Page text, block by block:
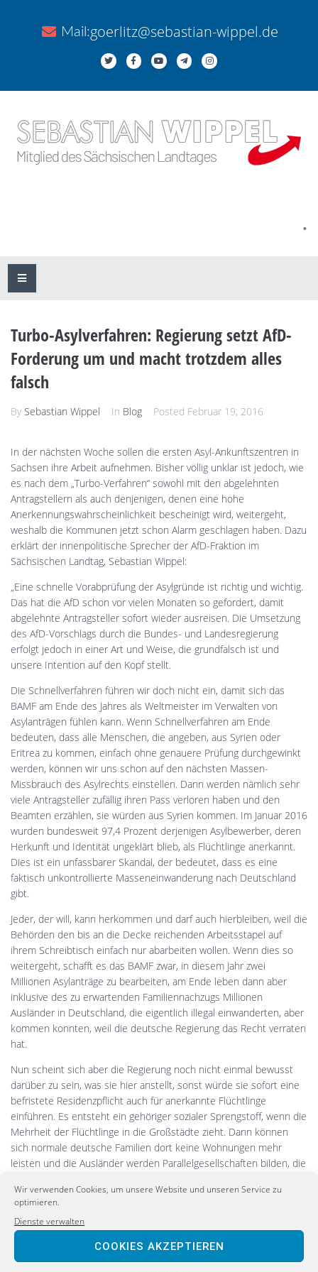
Wir verwenden Cookies, um unsere Website und unseren Service zu
optimieren.
Dienste verwalten
COOKIES AKZEPTIEREN
Mail:goerlitz@sebastian-wippel.de
.
Turbo-Asylverfahren: Regierung setzt AfD-
Forderung um und macht trotzdem alles
falsch
By Sebastian Wippel In Blog Posted Februar 19, 2016
In der nächsten Woche sollen die ersten Asyl-Ankunftszentren in
Sachsen ihre Arbeit aufnehmen. Bisher völlig unklar ist jedoch, wie
es nach dem „Turbo-Verfahren“ sowohl mit den abgelehnten
Antragstellern als auch denjenigen, denen eine hohe
Anerkennungswahrscheinlichkeit bescheinigt wird, weitergeht,
weshalb die Kommunen jetzt schon Alarm geschlagen haben. Dazu
erklärt der innenpolitische Sprecher der AfD-Fraktion im
Sächsischen Landtag, Sebastian Wippel:
„Eine schnelle Vorabprüfung der Asylgründe ist richtig und wichtig.
Das hat die AfD schon vor vielen Monaten so gefordert, damit
abgelehnte Antragsteller sofort wieder ausreisen. Die Umsetzung
des AfD-Vorschlags durch die Bundes- und Landesregierung
erfolgt jedoch in einer Art und Weise, die grundfalsch ist und
unsere Intention auf den Kopf stellt.
Die Schnellverfahren führen wir doch nicht ein, damit sich das
BAMF am Ende des Jahres als Weltmeister im Verwalten von
Asylanträgen fühlen kann. Wenn Schnellverfahren am Ende
bedeuten, dass alle Menschen, die angeben, aus Syrien oder
Eritrea zu kommen, einfach ohne genauere Prüfung durchgewinkt
werden, können wir uns schon auf den nächsten Massen-
Missbrauch des Asylrechts einstellen. Dann werden nämlich sehr
viele Antragsteller zufällig ihren Pass verloren haben und den
Beamten erzählen, sie würden aus Syrien kommen. Im Januar 2016
wurden bundesweit 97,4 Prozent derjenigen Asylbewerber, deren
Herkunft und Identität ungeklärt blieb, als Flüchtlinge anerkannt.
Dies ist ein unfassbarer Skandal, der bedeutet, dass es eine
faktisch unkontrollierte Masseneinwanderung nach Deutschland
gibt.
Jeder, der will, kann herkommen und darf auch hierbleiben, weil die
Behörden den bis an die Decke reichenden Arbeitsstapel auf
ihrem Schreibtisch einfach nur abarbeiten wollen. Wenn dies so
weitergeht, schafft es das BAMF zwar, in diesem Jahr zwei
Millionen Asylanträge zu bearbeiten, am Ende leben dann aber
inklusive des zu erwartenden Familiennachzugs Millionen
Ausländer in Deutschland, die eigentlich illegal einwanderten, aber
kommen konnten, weil die deutsche Regierung das Recht verraten
hat.
Nun scheint sich aber die Regierung noch nicht einmal bewusst
darüber zu sein, was sie hier anstellt, sonst würde sie sofort eine
befristete Residenzpflicht auch für anerkannte Flüchtlinge
einführen. Es entsteht ein gehöriger sozialer Sprengstoff, wenn die
Mehrheit der Flüchtlinge in die Großstädte zieht. Dann können
sich normale deutsche Familien dort keine Wohnungen mehr
leisten und die Ausländer werden Parallelgesellschaften bilden, die
Herr Tillich, Herr Ulbig, Frau Merkel, Herr Gabriel und Herr
Seehofer, stoppen Sie dieses wahnsinnige
Gesellschaftsexperiment sofort! Worum es jetzt gehen muss, ist
definitiv nicht, durch Asyl-Schnellverfahren die Abschaffung
Deutschlands zu beschleunigen. Wir müssen den Ansturm